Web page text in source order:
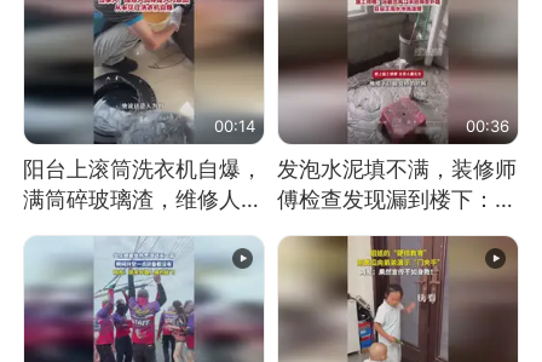
00:14
阳台上滚筒洗衣机自爆，
满筒碎玻璃渣，维修人员
称是人为原因，从未见过
洗衣机自爆
00:36
发泡水泥填不满，装修师
傅检查发现漏到楼下：出
风口未延伸到外墙